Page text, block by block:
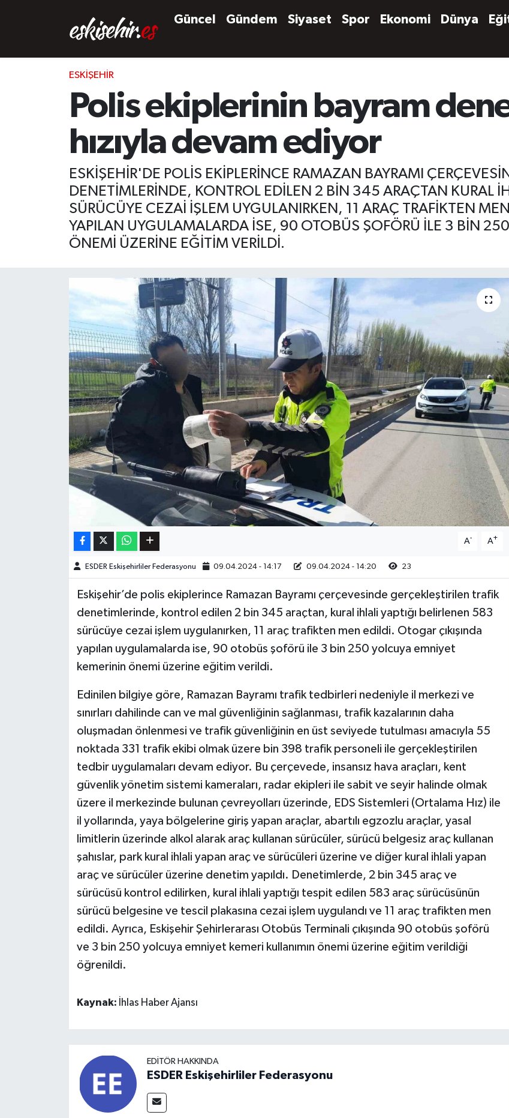
Güncel Gündem Siyaset Spor Ekonomi Dünya
ESKIŞEHIR
Polis ekiplerinin bayram
hızıyla devam ediyor
ESKİŞEHİR'DE POLİS EKİPLERİNCE RAMAZAN BAYRAMI
DENETİMLERİNDE, KONTROL EDİLEN 2 BİN 345 ARAÇTAN KURAL
SÜRÜCÜYE CEZAİ İŞLEM UYGULANIRKEN, 11 ARAÇ TRAFİKTEN
YAPILAN UYGULAMALARDA İSE, 90 OTOBÜS ŞOFÖRÜ İLE 3 BİN
ÖNEMİ ÜZERİNE EĞİTİM VERİLDİ.
A- A+
ESDER Eskişehirliler Federasyonu 09.04.2024 - 14:17 09.04.2024 - 14:20 23
Eskişehir’de polis ekiplerince Ramazan Bayramı çerçevesinde gerçekleştirilen trafik
denetimlerinde, kontrol edilen 2 bin 345 araçtan, kural ihlali yaptığı belirlenen 583
sürücüye cezai işlem uygulanırken, 11 araç trafikten men edildi. Otogar çıkışında
yapılan uygulamalarda ise, 90 otobüs şoförü ile 3 bin 250 yolcuya emniyet
kemerinin önemi üzerine eğitim verildi.
Edinilen bilgiye göre, Ramazan Bayramı trafik tedbirleri nedeniyle il merkezi ve
sınırları dahilinde can ve mal güvenliğinin sağlanması, trafik kazalarının daha
oluşmadan önlenmesi ve trafik güvenliğinin en üst seviyede tutulması amacıyla 55
noktada 331 trafik ekibi olmak üzere bin 398 trafik personeli ile gerçekleştirilen
tedbir uygulamaları devam ediyor. Bu çerçevede, insansız hava araçları, kent
güvenlik yönetim sistemi kameraları, radar ekipleri ile sabit ve seyir halinde olmak
üzere il merkezinde bulunan çevreyolları üzerinde, EDS Sistemleri (Ortalama Hız) ile
il yollarında, yaya bölgelerine giriş yapan araçlar, abartılı egzozlu araçlar, yasal
limitlerin üzerinde alkol alarak araç kullanan sürücüler, sürücü belgesiz araç kullanan
şahıslar, park kural ihlali yapan araç ve sürücüleri üzerine ve diğer kural ihlali yapan
araç ve sürücüler üzerine denetim yapıldı. Denetimlerde, 2 bin 345 araç ve
sürücüsü kontrol edilirken, kural ihlali yaptığı tespit edilen 583 araç sürücüsünün
sürücü belgesine ve tescil plakasına cezai işlem uygulandı ve 11 araç trafikten men
edildi. Ayrıca, Eskişehir Şehirlerarası Otobüs Terminali çıkışında 90 otobüs şoförü
ve 3 bin 250 yolcuya emniyet kemeri kullanımın önemi üzerine eğitim verildiği
öğrenildi.
Kaynak: İhlas Haber Ajansı
EDITÖR HAKKINDA
ESDER Eskişehirliler Federasyonu